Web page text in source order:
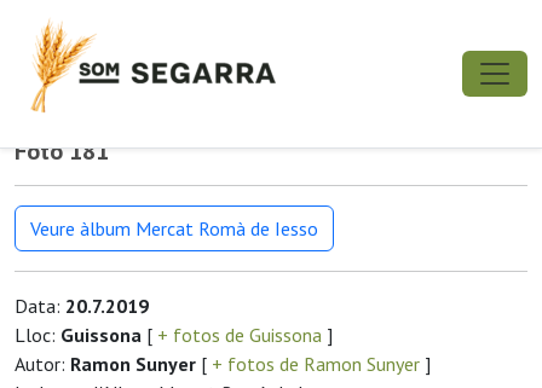
Foto 181
Veure àlbum Mercat Romà de Iesso
Data: 20.7.2019
Lloc: Guissona [ + fotos de Guissona ]
Autor: Ramon Sunyer [ + fotos de Ramon Sunyer ]